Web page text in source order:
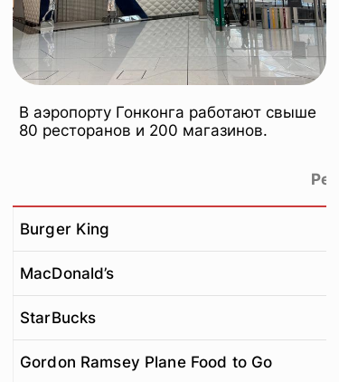
В аэропорту Гонконга работают свыше
80 ресторанов и 200 магазинов.
Burger King
MacDonald’s
StarBucks
Gordon Ramsey Plane Food to Go